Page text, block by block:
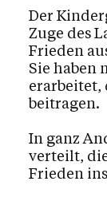
Der
Zuge des
Frieden
Sie haben
erarbeitet,
beitragen.
In ganz
verteilt,
Frieden